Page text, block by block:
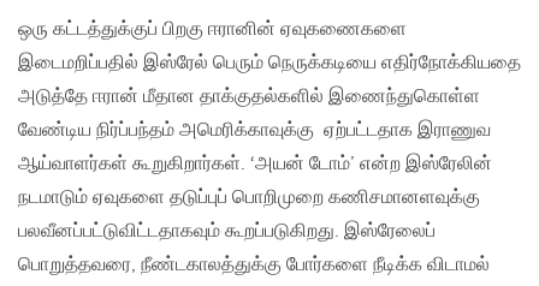
ஒரு கட்டத்துக்குப் பிறகு ஈரானின் ஏவுகணைகளை
இடைமறிப்பதில் இஸ்ரேல் பெரும் நெருக்கடியை எதிர்நோக்கியதை
அடுத்தே ஈரான் மீதான தாக்குதல்களில் இணைந்துகொள்ள
வேண்டிய நிர்ப்பந்தம் அமெரிக்காவுக்கு ஏற்பட்டதாக இராணுவ
ஆய்வாளர்கள் கூறுகிறார்கள். ‘அயன் டோம்’ என்ற இஸ்ரேலின்
நடமாடும் ஏவுகளை தடுப்புப் பொறிமுறை கணிசமானளவுக்கு
பலவீனப்பட்டுவிட்டதாகவும் கூறப்படுகிறது. இஸ்ரேலைப்
பொறுத்தவரை, நீண்டகாலத்துக்கு போர்களை நீடிக்க விடாமல்